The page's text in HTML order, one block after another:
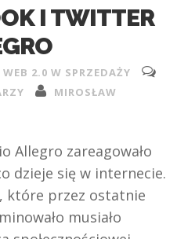
I TWITTER
WEB 2.0 W SPRZEDAŻY
MIROSŁAW
Allegro zareagowało
dzieje się w internecie.
które przez ostatnie
musiało